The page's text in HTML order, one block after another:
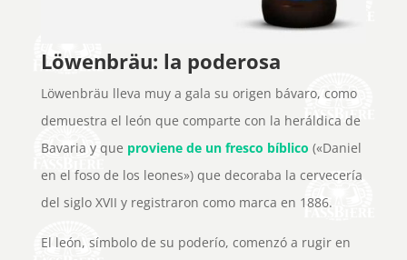
Löwenbräu: la poderosa
Löwenbräu lleva muy a gala su origen bávaro, como
demuestra el león que comparte con la heráldica de
Bavaria y que proviene de un fresco bíblico («Daniel
en el foso de los leones») que decoraba la cervecería
del siglo XVII y registraron como marca en 1886.
El león, símbolo de su poderío, comenzó a rugir en